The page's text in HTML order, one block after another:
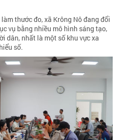
thước đo, xã Krông Nô đang đổi
vụ bằng nhiều mô hình sáng tạo,
dân, nhất là một số khu vực xa
số.